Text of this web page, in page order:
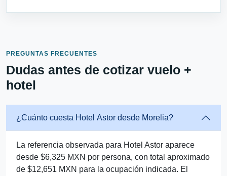
PREGUNTAS FRECUENTES
Dudas antes de cotizar vuelo +
hotel
¿Cuánto cuesta Hotel Astor desde Morelia?
La referencia observada para Hotel Astor aparece
desde $6,325 MXN por persona, con total aproximado
de $12,651 MXN para la ocupación indicada. El